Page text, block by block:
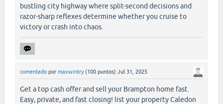
bustling city highway where split-second decisions and
razor-sharp reflexes determine whether you cruise to
victory or crash into chaos.
comentado por maxwintry (100 puntos) Jul 31, 2025
Get a top cash offer and sell your Brampton home fast.
Easy, private, and fast closing! list your property Caledon